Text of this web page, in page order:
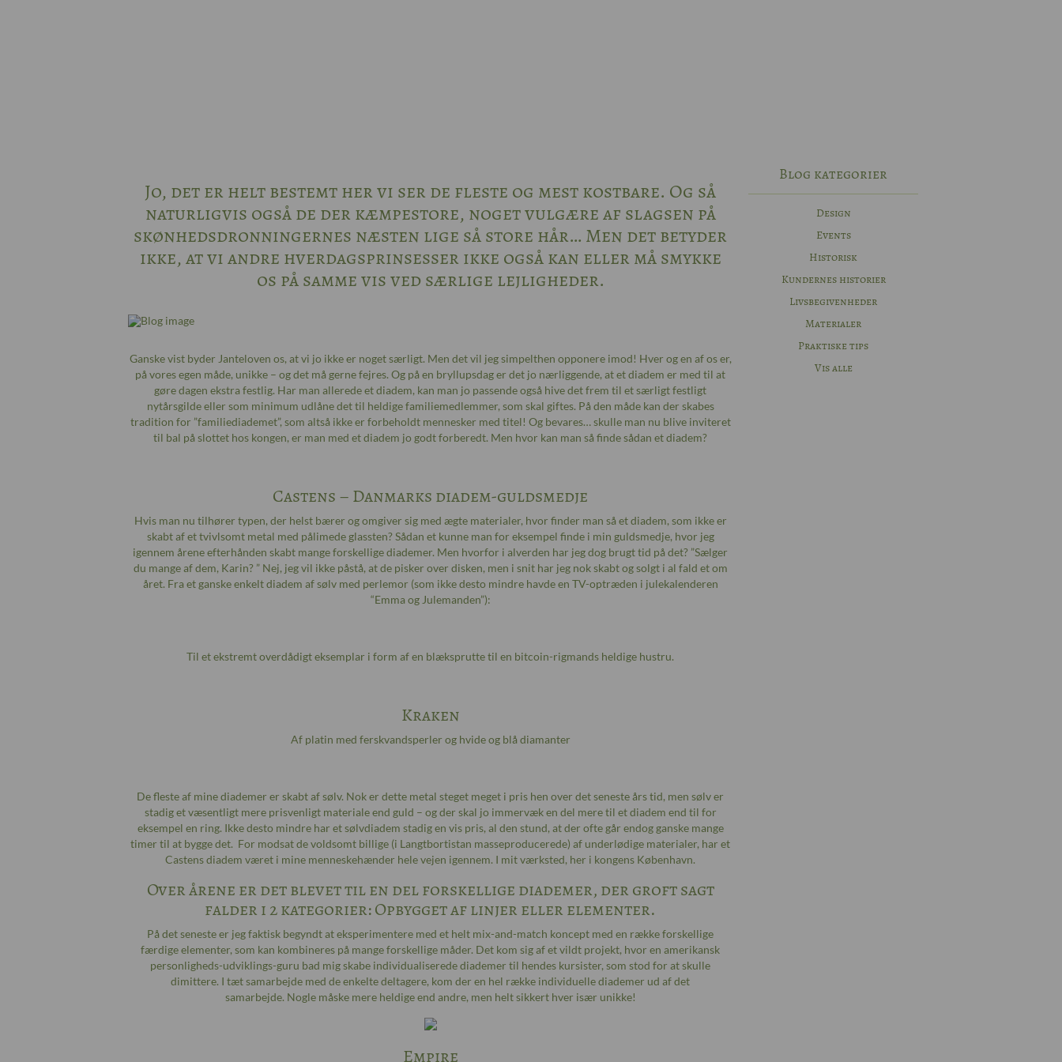
Jo, det er helt bestemt her vi ser de fleste og mest kostbare. Og så
naturligvis også de der kæmpestore, noget vulgære af slagsen på
skønhedsdronningernes næsten lige så store hår… Men det betyder
ikke, at vi andre hverdagsprinsesser ikke også kan eller må smykke
os på samme vis ved særlige lejligheder.
Ganske vist byder Janteloven os, at vi jo ikke er noget særligt. Men det vil jeg simpelthen opponere imod! Hver og en af os er,
på vores egen måde, unikke – og det må gerne fejres. Og på en bryllupsdag er det jo nærliggende, at et diadem er med til at
gøre dagen ekstra festlig. Har man allerede et diadem, kan man jo passende også hive det frem til et særligt festligt
nytårsgilde eller som minimum udlåne det til heldige familiemedlemmer, som skal giftes. På den måde kan der skabes
tradition for ”familiediademet”, som altså ikke er forbeholdt mennesker med titel! Og bevares… skulle man nu blive inviteret
til bal på slottet hos kongen, er man med et diadem jo godt forberedt. Men hvor kan man så finde sådan et diadem?
Castens – Danmarks diadem-guldsmedje
Hvis man nu tilhører typen, der helst bærer og omgiver sig med ægte materialer, hvor finder man så et diadem, som ikke er
skabt af et tvivlsomt metal med pålimede glassten? Sådan et kunne man for eksempel finde i min guldsmedje, hvor jeg
igennem årene efterhånden skabt mange forskellige diademer. Men hvorfor i alverden har jeg dog brugt tid på det? ”Sælger
du mange af dem, Karin? ” Nej, jeg vil ikke påstå, at de pisker over disken, men i snit har jeg nok skabt og solgt i al fald et om
året. Fra et ganske enkelt diadem af sølv med perlemor (som ikke desto mindre havde en TV-optræden i julekalenderen
“Emma og Julemanden”):
Til et ekstremt overdådigt eksemplar i form af en blæksprutte til en bitcoin-rigmands heldige hustru.
Kraken
Af platin med ferskvandsperler og hvide og blå diamanter
De fleste af mine diademer er skabt af sølv. Nok er dette metal steget meget i pris hen over det seneste års tid, men sølv er
stadig et væsentligt mere prisvenligt materiale end guld – og der skal jo immervæk en del mere til et diadem end til for
eksempel en ring. Ikke desto mindre har et sølvdiadem stadig en vis pris, al den stund, at der ofte går endog ganske mange
timer til at bygge det. For modsat de voldsomt billige (i Langtbortistan masseproducerede) af underlødige materialer, har et
Castens diadem været i mine menneskehænder hele vejen igennem. I mit værksted, her i kongens København.
Over årene er det blevet til en del forskellige diademer, der groft sagt
falder i 2 kategorier: Opbygget af linjer eller elementer.
På det seneste er jeg faktisk begyndt at eksperimentere med et helt mix-and-match koncept med en række forskellige
færdige elementer, som kan kombineres på mange forskellige måder. Det kom sig af et vildt projekt, hvor en amerikansk
personligheds-udviklings-guru bad mig skabe individualiserede diademer til hendes kursister, som stod for at skulle
dimittere. I tæt samarbejde med de enkelte deltagere, kom der en hel række individuelle diademer ud af det
samarbejde. Nogle måske mere heldige end andre, men helt sikkert hver især unikke!
Empire
Blog kategorier
Design
Events
Historisk
Kundernes historier
Livsbegivenheder
Materialer
Praktiske tips
Vis alle